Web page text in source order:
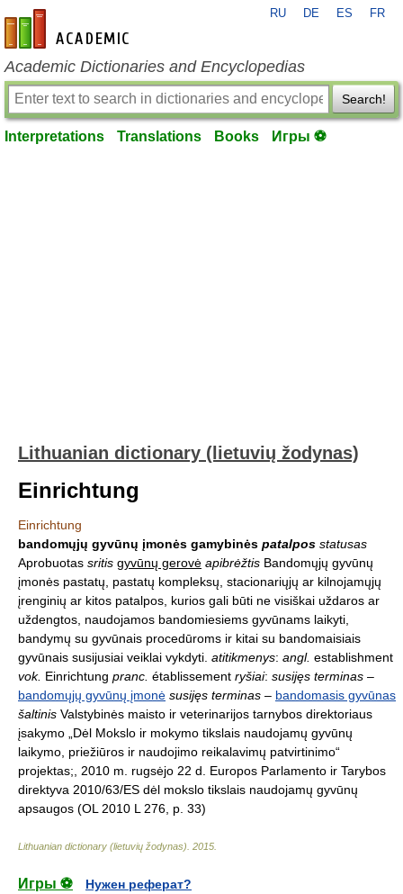
en-academic.com
RU DE ES FR
Academic Dictionaries and Encyclopedias
Search!
Interpretations Translations Books Игры ⚽
Lithuanian dictionary (lietuvių žodynas)
Einrichtung
Einrichtung
bandomųjų gyvūnų įmonės gamybinės patalpos statusas
Aprobuotas sritis gyvūnų gerovė apibrėžtis Bandomųjų gyvūnų
įmonės pastatų, pastatų kompleksų, stacionariųjų ar kilnojamųjų
įrenginių ar kitos patalpos, kurios gali būti ne visiškai uždaros ar
uždengtos, naudojamos bandomiesiems gyvūnams laikyti,
bandymų su gyvūnais procedūroms ir kitai su bandomaisiais
gyvūnais susijusiai veiklai vykdyti. atitikmenys: angl. establishment
vok. Einrichtung pranc. établissement ryšiai: susijęs terminas –
bandomųjų gyvūnų įmonė susijęs terminas – bandomasis gyvūnas
šaltinis Valstybinės maisto ir veterinarijos tarnybos direktoriaus
įsakymo „Dėl Mokslo ir mokymo tikslais naudojamų gyvūnų
laikymo, priežiūros ir naudojimo reikalavimų patvirtinimo“
projektas;, 2010 m. rugsėjo 22 d. Europos Parlamento ir Tarybos
direktyva 2010/63/ES dėl mokslo tikslais naudojamų gyvūnų
apsaugos (OL 2010 L 276, p. 33)
Lithuanian dictionary (lietuvių žodynas) 2015
Игры ⚽
Нужен реферат?